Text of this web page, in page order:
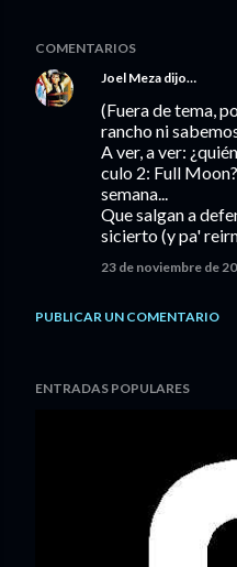
COMENTARIOS
Joel Meza dijo…
(Fuera de tema,
rancho ni
A ver, a ver:
culo 2: Full
semana...
Que salgan a
sicierto (y pa'
23 de noviembre de
PUBLICAR UN COMENTARIO
ENTRADAS POPULARES